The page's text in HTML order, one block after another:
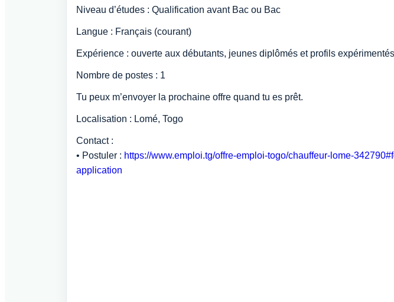
Niveau d’études : Qualification avant Bac ou Bac
Langue : Français (courant)
Expérience : ouverte aux débutants, jeunes diplômés et profils expérimentés
Nombre de postes : 1
Tu peux m’envoyer la prochaine offre quand tu es prêt.
Localisation : Lomé, Togo
Contact :
• Postuler : https://www.emploi.tg/offre-emploi-togo/chauffeur-lome-
application